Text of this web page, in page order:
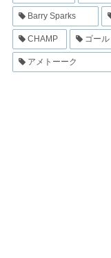
Barry Sparks
CHAMP ゴー
アメトーーク